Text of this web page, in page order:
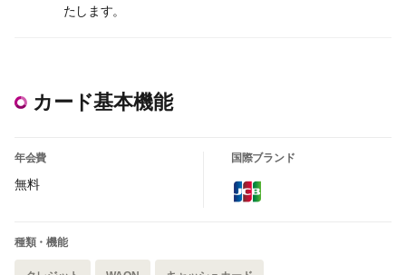
たします。
カード基本機能
年会費
無料
国際ブランド
種類・機能